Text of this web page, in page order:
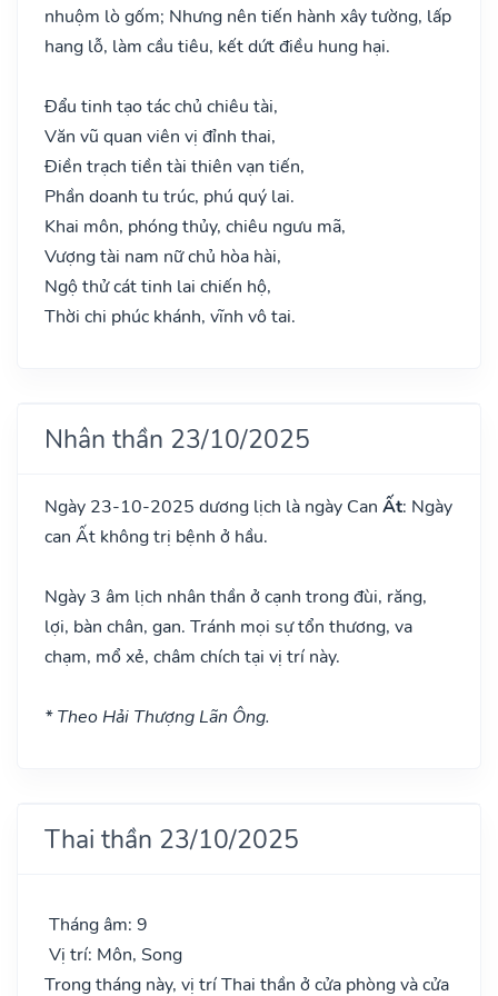
nhuộm lò gốm; Nhưng nên tiến hành xây tường, lấp
hang lỗ, làm cầu tiêu, kết dứt điều hung hại.
Đẩu tinh tạo tác chủ chiêu tài,
Văn vũ quan viên vị đỉnh thai,
Điền trạch tiền tài thiên vạn tiến,
Phần doanh tu trúc, phú quý lai.
Khai môn, phóng thủy, chiêu ngưu mã,
Vượng tài nam nữ chủ hòa hài,
Ngộ thử cát tinh lai chiến hộ,
Thời chi phúc khánh, vĩnh vô tai.
Nhân thần 23/10/2025
Ngày 23-10-2025 dương lịch là ngày Can Ất: Ngày
can Ất không trị bệnh ở hầu.
Ngày 3 âm lịch nhân thần ở cạnh trong đùi, răng,
lợi, bàn chân, gan. Tránh mọi sự tổn thương, va
chạm, mổ xẻ, châm chích tại vị trí này.
* Theo Hải Thượng Lãn Ông.
Thai thần 23/10/2025
Tháng âm: 9
Vị trí: Môn, Song
Trong tháng này, vị trí Thai thần ở cửa phòng và cửa